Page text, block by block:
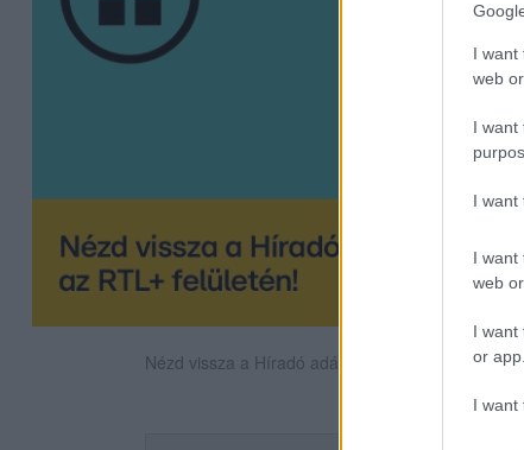
I want
web
I want
I want
I want
web
I want
or app.
I want
Nézd vissza a Híradó adásait az RTL+ felületén!